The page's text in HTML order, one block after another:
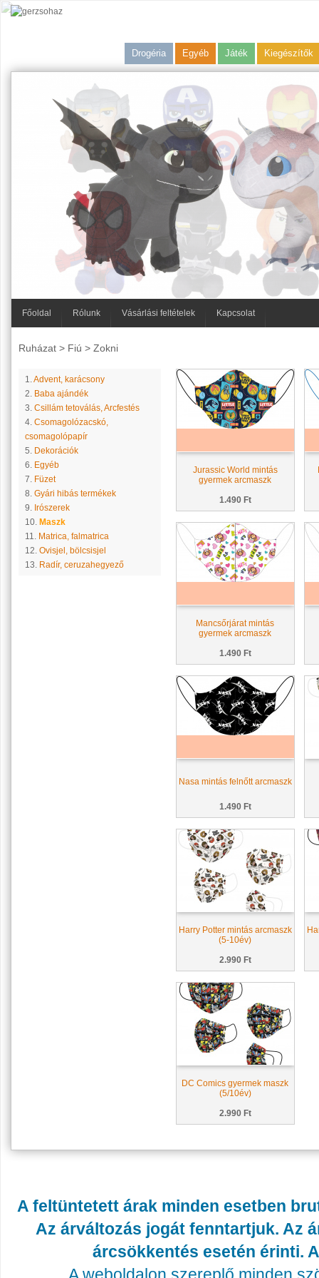
Drogéria Egyéb Játék Kiegészítők
Főoldal Rólunk Vásárlási feltételek Kapcsolat
Ruházat> Fiú > Zokni
1.Advent, karácsony
2. Baba ajándék
3. Csillám tetoválás, Arcfestés
4. Csomagolózacskó,
csomagolópapír
5. Dekorációk
6. Egyéb
7. Füzet
8. Gyári hibás termékek
9. Irószerek
10. Maszk
11. Matrica, falmatrica
12. Ovisjel, bölcsisjel
13. Radír, ceruzahegyező
Jurassic World mintás
gyermek arcmaszk
1.490 Ft
Mancsőrjárat mintás
gyermek arcmaszk
1.490 Ft
Nasa mintás felnőtt arcmaszk
1.490 Ft
Harry Potter mintás arcmaszk
(5-10év)
2.990 Ft
DC Comics gyermek maszk
(5/10év)
2.990 Ft
A feltüntetett árak minden esetben
Az árváltozás jogát fenntartjuk. Az
árcsökkentés esetén érinti.